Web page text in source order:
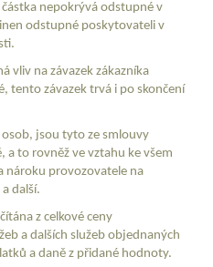
nepokrývá odstupné v
odstupné poskytovateli v
vliv na závazek zákazníka
tento závazek trvá i po skončení
osob, jsou tyto ze smlouvy
a to rovněž ve vztahu ke všem
nároku provozovatele na
další.
z celkové ceny
a dalších služeb objednaných
a daně z přidané hodnoty.